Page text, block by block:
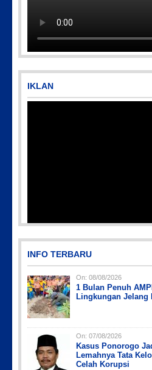
IKLAN
INFO TERBARU
On: 08/08/2026
1 Bulan Penuh
Lingkungan Jelang
On: 07/08/2026
Kasus Ponorogo
Lemahnya Tata
Celah Korupsi